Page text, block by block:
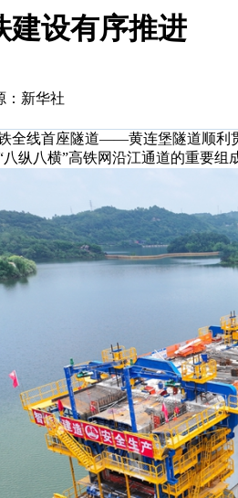
建设有序推进
：新华社
线首座隧道——黄连堡隧道顺利
纵八横”高铁网沿江通道的重要组